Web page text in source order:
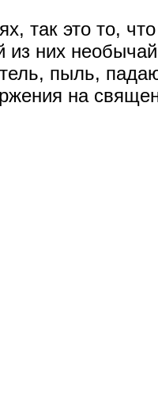
так это то,
них
пыль,
на